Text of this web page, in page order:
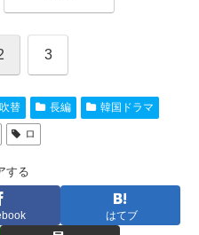
3
替 長編 韓国ドラマ
ロ
する
はてブ